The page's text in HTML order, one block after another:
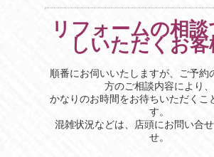
リフォームの相
しいただくお客
順番にお伺いいたしますが、ご予約
方のご相談内容により、
かなりのお時間をお待ちいただくこ
す。
混雑状況などは、店頭にお問い合
せ。